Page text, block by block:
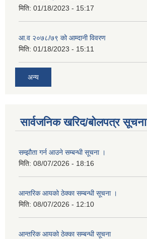
मिति: 01/18/2023 - 15:17
आ.व २०७८/७९ को आम्दानी विवरण
मिति: 01/18/2023 - 15:11
अन्य
सार्वजनिक खरिद/बोलपत्र सूचना
सम्झौता गर्न आउने सम्बन्धी सूचना ।
मिति: 08/07/2026 - 18:16
आन्तरिक आयको ठेक्का सम्बन्धी सूचना ।
मिति: 08/07/2026 - 12:10
आन्तरिक आयको ठेक्का सम्बन्धी सूचना